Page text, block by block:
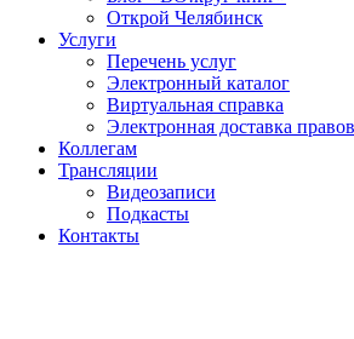
Открой Челябинск
Услуги
Перечень услуг
Электронный каталог
Виртуальная справка
Электронная доставка
Коллегам
Трансляции
Видеозаписи
Подкасты
Контакты